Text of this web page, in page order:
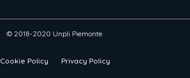
© 2018-2020 Unpli Piemonte
Cookie Policy Privacy Policy